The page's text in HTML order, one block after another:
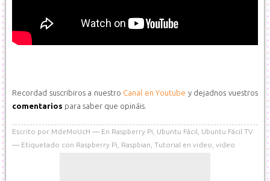
Recordad suscribiros a nuestro Canal en Youtube y dejadnos vuestros
comentarios para saber que opináis.
Escrito por MdeMoUcH En Raspberry Pi Ubuntu Fácil
Ubuntu Fácil TV
Etiquetado con Raspberry Pi Raspbian Tutorial en video video